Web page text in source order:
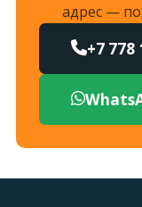
адрес —
+7 778